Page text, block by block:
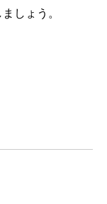
しょう。